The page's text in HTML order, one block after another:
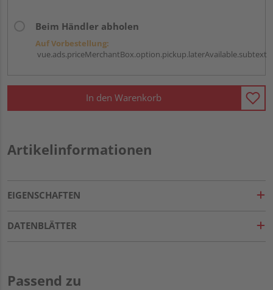
Beim Händler abholen
Auf Vorbestellung:
vue.ads.priceMerchantBox.option.pickup.laterAvailable.subtext
In den Warenkorb
Artikelinformationen
EIGENSCHAFTEN
DATENBLÄTTER
Passend zu